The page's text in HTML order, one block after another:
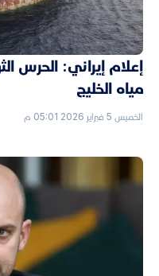
إعلام إيراني: الحرس
مياه الخليج
الخميس 5 فبراير 2026 05:01 م